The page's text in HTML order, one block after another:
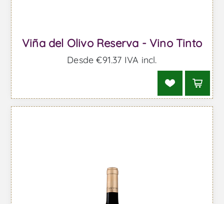
Viña del Olivo Reserva - Vino Tinto
Desde €91,37 IVA incl.